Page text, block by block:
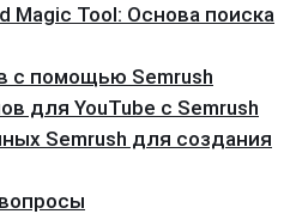
Magic Tool: Основа поиска
с помощью Semrush
для YouTube с Semrush
Semrush для создания